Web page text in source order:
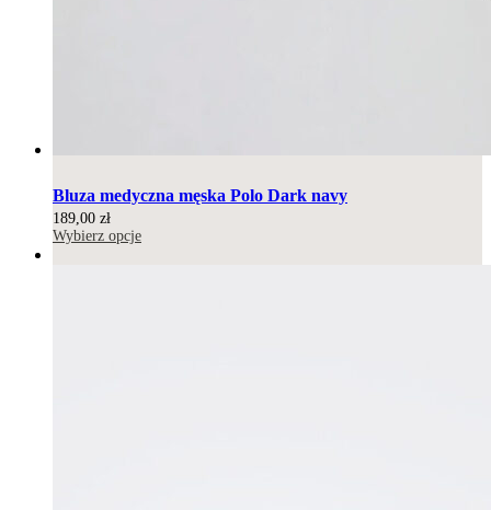
Bluza medyczna męska Polo Dark navy
189,00 zł
Wybierz opcje